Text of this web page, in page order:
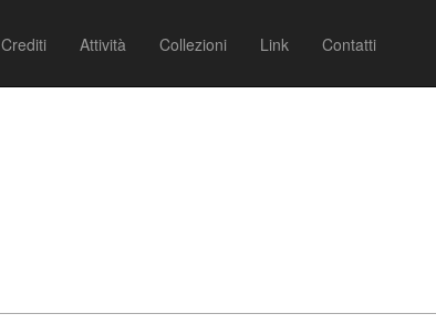
Crediti Attività Collezioni Link Contatti